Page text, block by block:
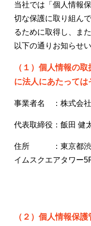
当社では「個人情報
切な保護に取り組ん
るために取得し、ま
以下の通りお知らせ
（１）個人情報の
に法人にあたっては
事業者名 ：株式会
代表取締役：飯田 健
住所 ：東京都渋谷
イムスクエアタワー
（２）個人情報保